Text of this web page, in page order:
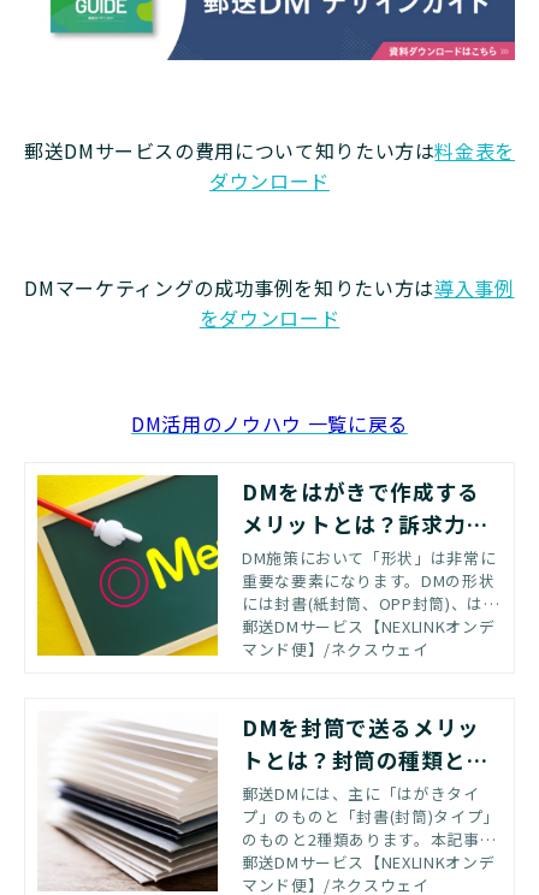
郵送DMサービスの費用について知りたい方は料金表を
ダウンロード
DMマーケティングの成功事例を知りたい方は導入事例
をダウンロード
DM活用のノウハウ 一覧に戻る
DMをはがきで作成する
メリットとは？訴求力を
高めるポイントと注意点
DM施策において「形状」は非常に
重要な要素になります。DMの形状
には封書(紙封筒、OPP封筒)、はが
き等の様々な形状がありますが、
新規顧客開拓において非常に効果
紹介します
郵送DMサービス【NEXLINKオンデ
マンド便】/ネクスウェイ
DMを封筒で送るメリッ
トとは？封筒の種類と開
封率を上げるコツを
郵送DMには、主に「はがきタイ
プ」のものと「封書(封筒)タイプ」
のものと2種類あります。本記事で
は封書(封筒)の種類と目的、開封率
を上げる工夫について解説、ご紹
郵送DMサービス【NEXLINKオンデ
マンド便】/ネクスウェイ